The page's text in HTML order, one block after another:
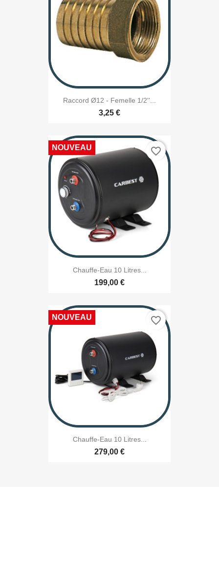
Raccord Ø12 - Femelle 1/2''...
3,25 €
Chauffe-Eau 10 Litres...
199,00 €
NOUVEAU favorite_border
Chauffe-Eau 10 Litres...
279,00 €
NOUVEAU favorite_border